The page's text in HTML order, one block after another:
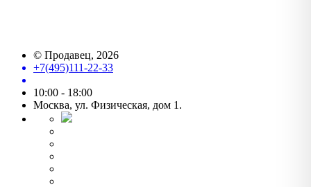
© Продавец, 2026
+7(495)111-22-33
10:00 - 18:00
Москва, ул. Физическая, дом 1.